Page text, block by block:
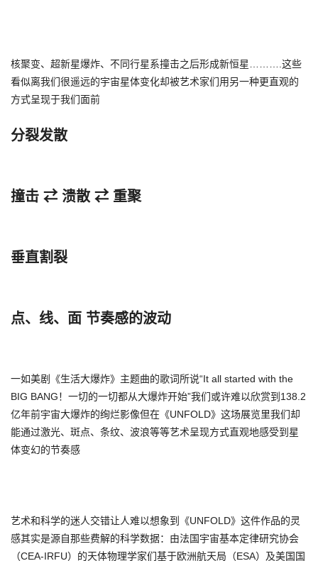
核聚变、超新星爆炸、不同行星系撞击之后形成新恒星……….这些
看似离我们很遥远的宇宙星体变化却被艺术家们用另一种更直观的
方式呈现于我们面前
分裂发散
撞击 ⇄ 溃散 ⇄ 重聚
垂直割裂
点、线、面 节奏感的波动
一如美剧《生活大爆炸》主题曲的歌词所说“It all started with the
BIG BANG！一切的一切都从大爆炸开始”我们或许难以欣赏到138.2
亿年前宇宙大爆炸的绚烂影像但在《UNFOLD》这场展览里我们却
能通过激光、斑点、条纹、波浪等等艺术呈现方式直观地感受到星
体变幻的节奏感
艺术和科学的迷人交错让人难以想象到《UNFOLD》这件作品的灵
感其实是源自那些费解的科学数据：由法国宇宙基本定律研究协会
（CEA-IRFU）的天体物理学家们基于欧洲航天局（ESA）及美国国